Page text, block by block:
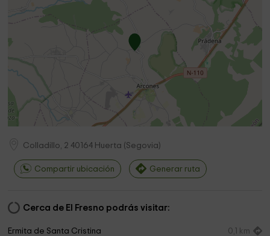
Colladillo, 2 40164 Huerta (Segovia)
Compartir ubicación Generar ruta
Cerca de El Fresno podrás visitar:
Ermita de Santa Cristina 0,1 km